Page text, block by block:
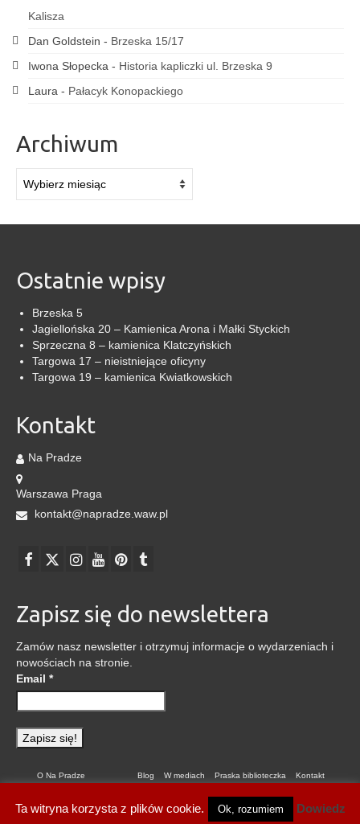
Kalisza
Dan Goldstein - Brzeska 15/17
Iwona Słopecka - Historia kapliczki ul. Brzeska 9
Laura - Pałacyk Konopackiego
Archiwum
Ostatnie wpisy
Brzeska 5
Jagiellońska 20 – Kamienica Arona i Małki Styckich
Sprzeczna 8 – kamienica Klatczyńskich
Targowa 17 – nieistniejące oficyny
Targowa 19 – kamienica Kwiatkowskich
Kontakt
Na Pradze
Warszawa Praga
kontakt@napradze.waw.pl
Zapisz się do newslettera
Zamów nasz newsletter i otrzymuj informacje o wydarzeniach i
nowościach na stronie.
Email *
O Na Pradze Blog W mediach Praska biblioteczka Kontakt
Kadence WP
Ta witryna korzysta z plików cookie. Ok, rozumiem
Dowiedz